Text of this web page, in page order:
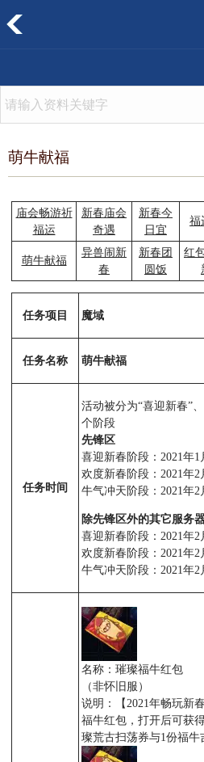
萌牛献福
庙会畅游祈
福运
新春庙会
奇遇
新春今
日宜
福
萌牛献福
异兽闹新
春
新春团
圆饭
红
任务项目 魔域
任务名称 萌牛献福
任务时间
活动被分为“喜迎新春”
个阶段
先锋区
喜迎新春阶段：2021年1
欢度新春阶段：2021年2
牛气冲天阶段：2021年2
除先锋区外的其它服务
喜迎新春阶段：2021年2
欢度新春阶段：2021年2
牛气冲天阶段：2021年2
名称：璀璨福牛红包
（非怀旧服）
说明：【2021年畅玩新
福牛红包，打开后可获
璨荒古扫荡券与1份福牛